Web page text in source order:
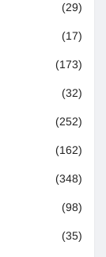
(29)
(17)
(173)
(32)
(252)
(162)
(348)
(98)
(35)